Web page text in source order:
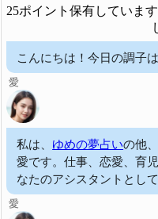
25ポイント保有していま
こんにちは！今日の調子
愛
私は、 ゆめの夢占いの他
愛です。仕事、恋愛、育
なたのアシスタントとし
愛